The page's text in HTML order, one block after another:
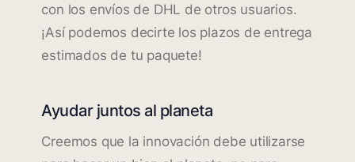
con los envíos de DHL de otros usuarios.
¡Así podemos decirte los plazos de entrega
estimados de tu paquete!
Ayudar juntos al planeta
Creemos que la innovación debe utilizarse